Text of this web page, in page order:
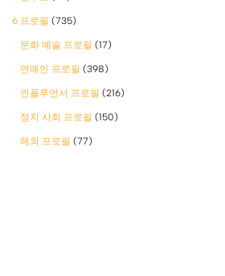
6 프로필 (735)
문화 예술 프로필 (17)
연예인 프로필 (398)
인플루언서 프로필 (216)
정치 사회 프로필 (150)
해외 프로필 (77)